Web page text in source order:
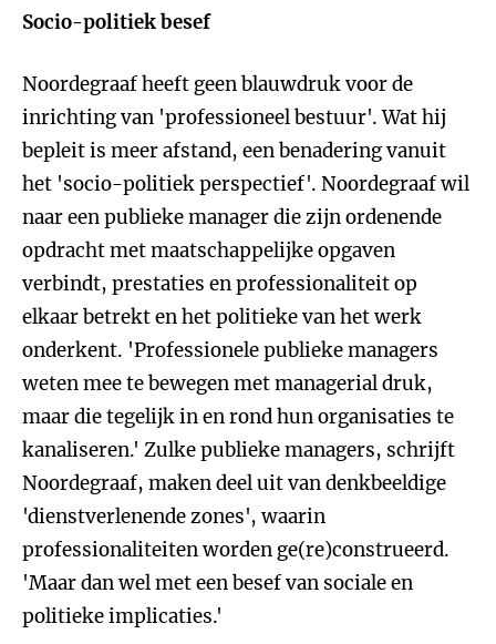
Socio-politiek besef
Noordegraaf heeft geen blauwdruk voor de
inrichting van 'professioneel bestuur'. Wat hij
bepleit is meer afstand, een benadering vanuit
het 'socio-politiek perspectief'. Noordegraaf wil
naar een publieke manager die zijn ordenende
opdracht met maatschappelijke opgaven
verbindt, prestaties en professionaliteit op
elkaar betrekt en het politieke van het werk
onderkent. 'Professionele publieke managers
weten mee te bewegen met managerial druk,
maar die tegelijk in en rond hun organisaties te
kanaliseren.' Zulke publieke managers, schrijft
Noordegraaf, maken deel uit van denkbeeldige
'dienstverlenende zones', waarin
professionaliteiten worden ge(re)construeerd.
'Maar dan wel met een besef van sociale en
politieke implicaties.'